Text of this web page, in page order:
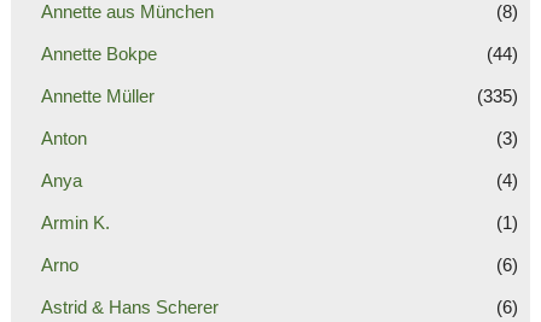
Annette aus München (8)
Annette Bokpe (44)
Annette Müller (335)
Anton (3)
Anya (4)
Armin K. (1)
Arno (6)
Astrid & Hans Scherer (6)